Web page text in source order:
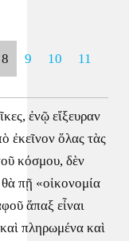
8 9 10 11
ἐνῷ εἴξευραν
ἐκεῖνον ὅλας τὰς
κόσμου, δὲν
θὰ πῇ «οἰκονομία
ἅπαξ εἶναι
πληρωμένα καὶ